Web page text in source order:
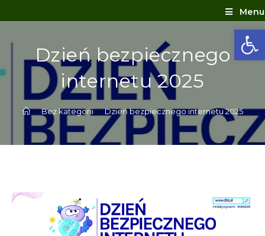
Menu
Dzień bezpiecznego
internetu 2025
> Bez kategorii > Dzień bezpiecznego internetu 2025